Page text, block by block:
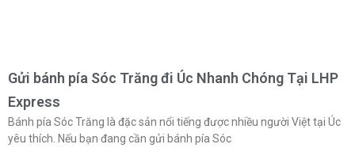
Gửi bánh pía Sóc Trăng đi Úc Nhanh Chóng Tại LHP
Express
Bánh pía Sóc Trăng là đặc sản nổi tiếng được nhiều người Việt tại Úc
yêu thích. Nếu bạn đang cần gửi bánh pía Sóc